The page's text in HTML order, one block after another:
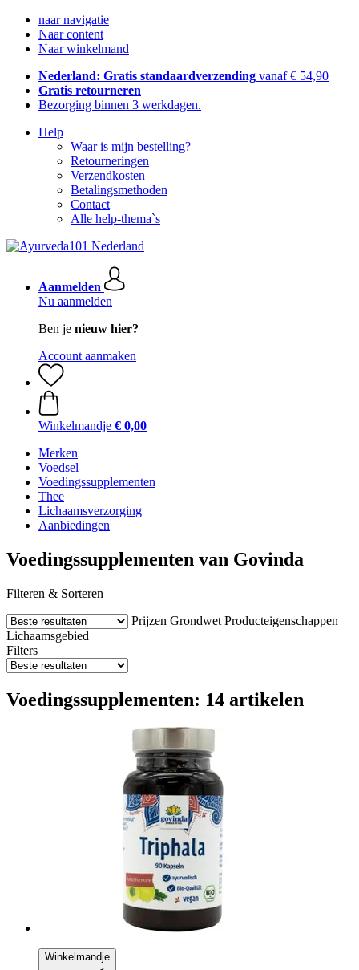
naar navigatie
Naar content
Naar winkelmand
Nederland: Gratis standaardverzending vanaf € 54,90
Gratis retourneren
Bezorging binnen 3 werkdagen.
Help
Waar is mijn bestelling?
Retourneringen
Verzendkosten
Betalingsmethoden
Contact
Alle help-thema`s
Aanmelden
Nu aanmelden
Ben je nieuw hier?
Account aanmaken
Winkelmandje € 0,00
Merken
Voedsel
Voedingssupplementen
Thee
Lichaamsverzorging
Aanbiedingen
Voedingssupplementen van Govinda
Filteren & Sorteren
Prijzen Grondwet Producteigenschappen
Lichaamsgebied
Filters
Voedingssupplementen: 14 artikelen
Winkelmandje